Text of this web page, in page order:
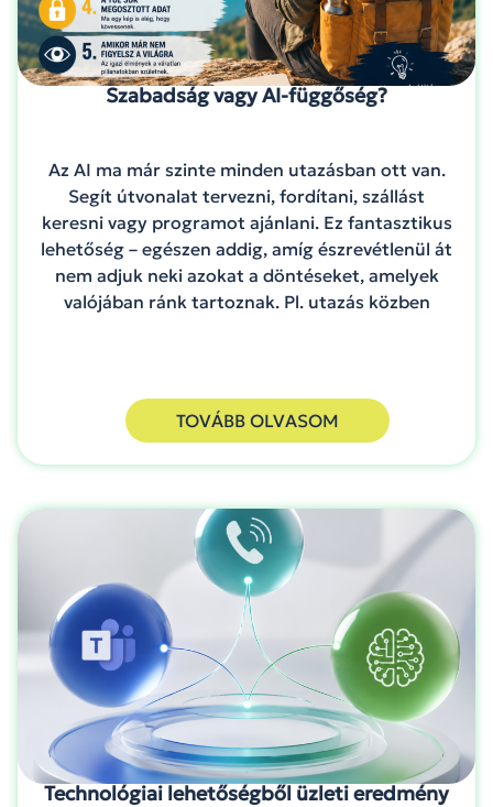
Szabadság vagy AI-függőség?
Az AI ma már szinte minden utazásban ott van.
Segít útvonalat tervezni, fordítani, szállást
keresni vagy programot ajánlani. Ez fantasztikus
lehetőség – egészen addig, amíg észrevétlenül át
nem adjuk neki azokat a döntéseket, amelyek
valójában ránk tartoznak. Pl. utazás közben
TOVÁBB OLVASOM
Technológiai lehetőségből üzleti eredmény